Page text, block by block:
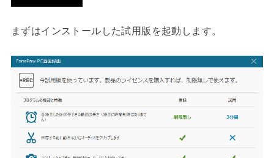
まずはインストールした試用版を起動します。